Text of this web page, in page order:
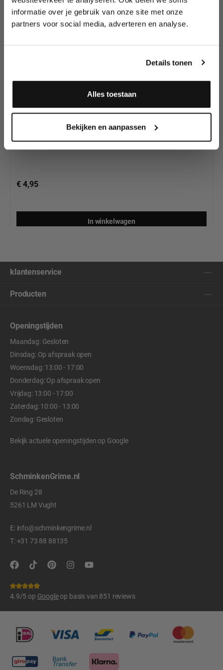
informatie over je gebruik van onze site met onze
partners voor social media, adverteren en analyse.
Details tonen
Alles toestaan
Bekijken en aanpassen
Glitter zijn?
€ 4,95
In winkelwagen
klantenservice
Producten
Openingstijden
Maandag: Gesloten
Dinsdag: Op afspraak open
Woensdag: 13:00 - 17:00
Donderdag: Op afspraak open
Vrijdag: 13:00 - 17:00
Zaterdag: 10:00 - 13:00
Zondag: Gesloten
Bekijk actuele openingstijden op Google
SchminkenGrime.nl
De Ring 28
5261 LM Vught
E: info@schminkengrime.nl
T:+31 73 88 88135
4.9/5 op Googleop basis van 851 reviews
wedstrijden en meer.
Meld je aan en ontvang direct
Ja, ik meld me aan